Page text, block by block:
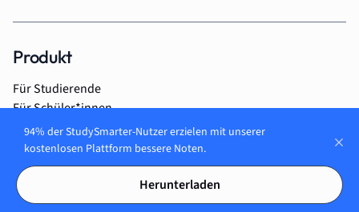
Produkt
Für Studierende
Für Schüler*innen
Für Auszubildende
Für Unternehmen
Für Lehrer*innen
Für Eltern
94% der StudySmarter-Nutzer erzielen mit unserer
kostenlosen Plattform bessere Noten.
Herunterladen